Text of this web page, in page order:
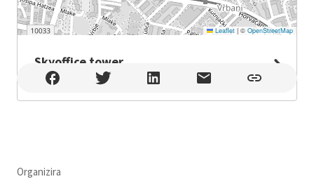
Leaflet |© OpenStreetMap
Skyoffice tower
Skyoffice tower , Zagreb
Organizira